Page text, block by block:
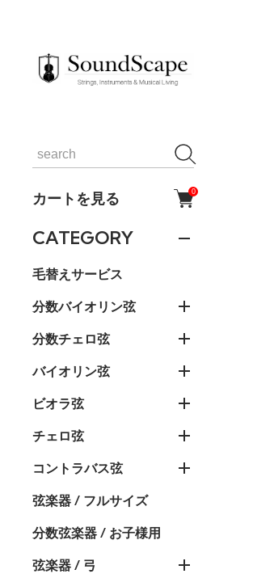
カートを見る 0
CATEGORY
毛替えサービス
分数バイオリン弦
分数チェロ弦
バイオリン弦
ビオラ弦
チェロ弦
コントラバス弦
弦楽器 / フルサイズ
分数弦楽器 / お子様用
弦楽器 / 弓